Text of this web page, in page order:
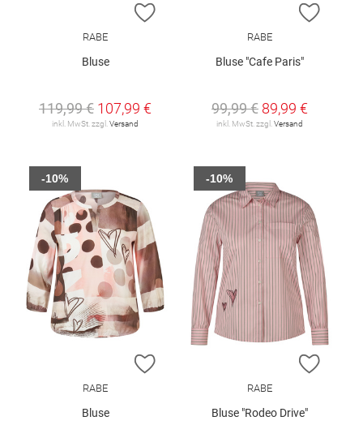
ZUR WUNSCHLISTE HINZUFÜGEN
RABE
Bluse
119,99 € 107,99 €
inkl. MwSt. zzgl. Versand
ZUR
RABE
Bluse "Cafe Paris"
99,99 € 89,99 €
inkl. MwSt. zzgl. Versand
ZUR WUNSCHLISTE HINZUFÜGEN
RABE
Bluse
-10%
ZUR
RABE
Bluse "Rodeo Drive"
-10%